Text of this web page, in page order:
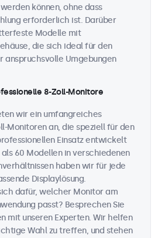
können, ohne dass
erforderlich ist. Darüber
Modelle mit
die sich ideal für den
anspruchsvolle Umgebungen
8-Zoll-Monitore
wir ein umfangreiches
Monitoren an, die speziell für den
Einsatz entwickelt
60 Modellen in verschiedenen
haben wir für jede
Displaylösung.
dafür, welcher Monitor am
passt? Besprechen Sie
mit unseren Experten. Wir helfen
Wahl zu treffen, und stehen